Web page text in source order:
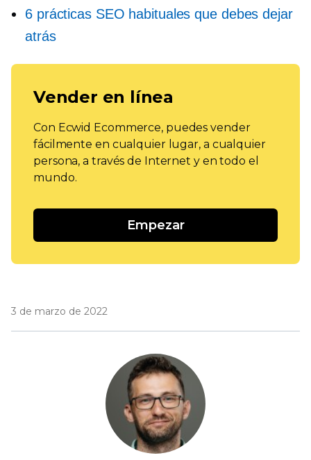
6 prácticas SEO habituales que debes dejar
atrás
Vender en línea
Con Ecwid Ecommerce, puedes vender
fácilmente en cualquier lugar, a cualquier
persona, a través de Internet y en todo el
mundo.
Empezar
3 de marzo de 2022